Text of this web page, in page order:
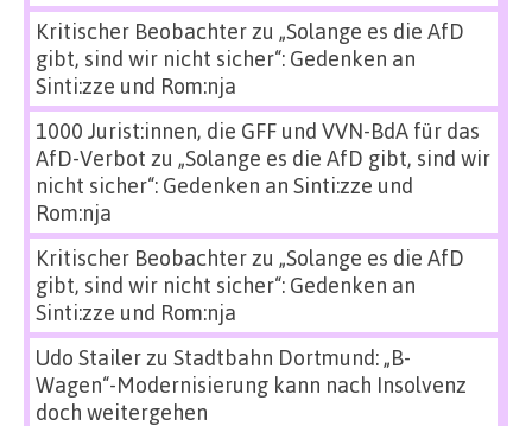
Kritischer Beobachterzu „Solange es die AfD
gibt, sind wir nicht sicher“: Gedenken an
Sinti:zze und Rom:nja
1000 Jurist:innen, die GFF und VVN-BdA für das
AfD-Verbot zu „Solange es die AfD gibt, sind wir
nicht sicher“: Gedenken an Sinti:zze und
Rom:nja
Kritischer Beobachterzu „Solange es die AfD
gibt, sind wir nicht sicher“: Gedenken an
Sinti:zze und Rom:nja
Udo Stailerzu Stadtbahn Dortmund: „B-
Wagen“-Modernisierung kann nach Insolvenz
doch weitergehen